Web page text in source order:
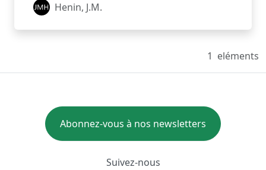
Henin, J.M.
1 eléments
Abonnez-vous à nos newsletters
Suivez-nous